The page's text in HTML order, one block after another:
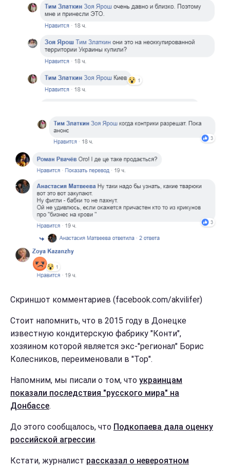
Скриншот комментариев (facebook.com/akvilifer)
Стоит напомнить, что в 2015 году в Донецке
известную кондитерскую фабрику "Конти",
хозяином которой является экс-"регионал" Борис
Колесников, переименовали в "Тор".
Напомним, мы писали о том, что украинцам
показали последствия "русского мира" на
Донбассе.
До этого сообщалось, что Подкопаева дала оценку
российской агрессии.
Кстати, журналист рассказал о невероятном